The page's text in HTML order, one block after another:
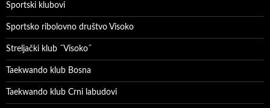
Sportski klubovi
Sportsko ribolovno društvo Visoko
Streljački klub ˝Visoko˝
Taekwando klub Bosna
Taekwando klub Crni labudovi